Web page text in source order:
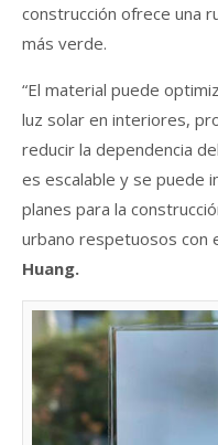
construcción ofrece una
más verde.
“El material puede
luz solar en interiores,
reducir la dependencia
es escalable y se puede
planes para la
urbano respetuosos con
Huang.